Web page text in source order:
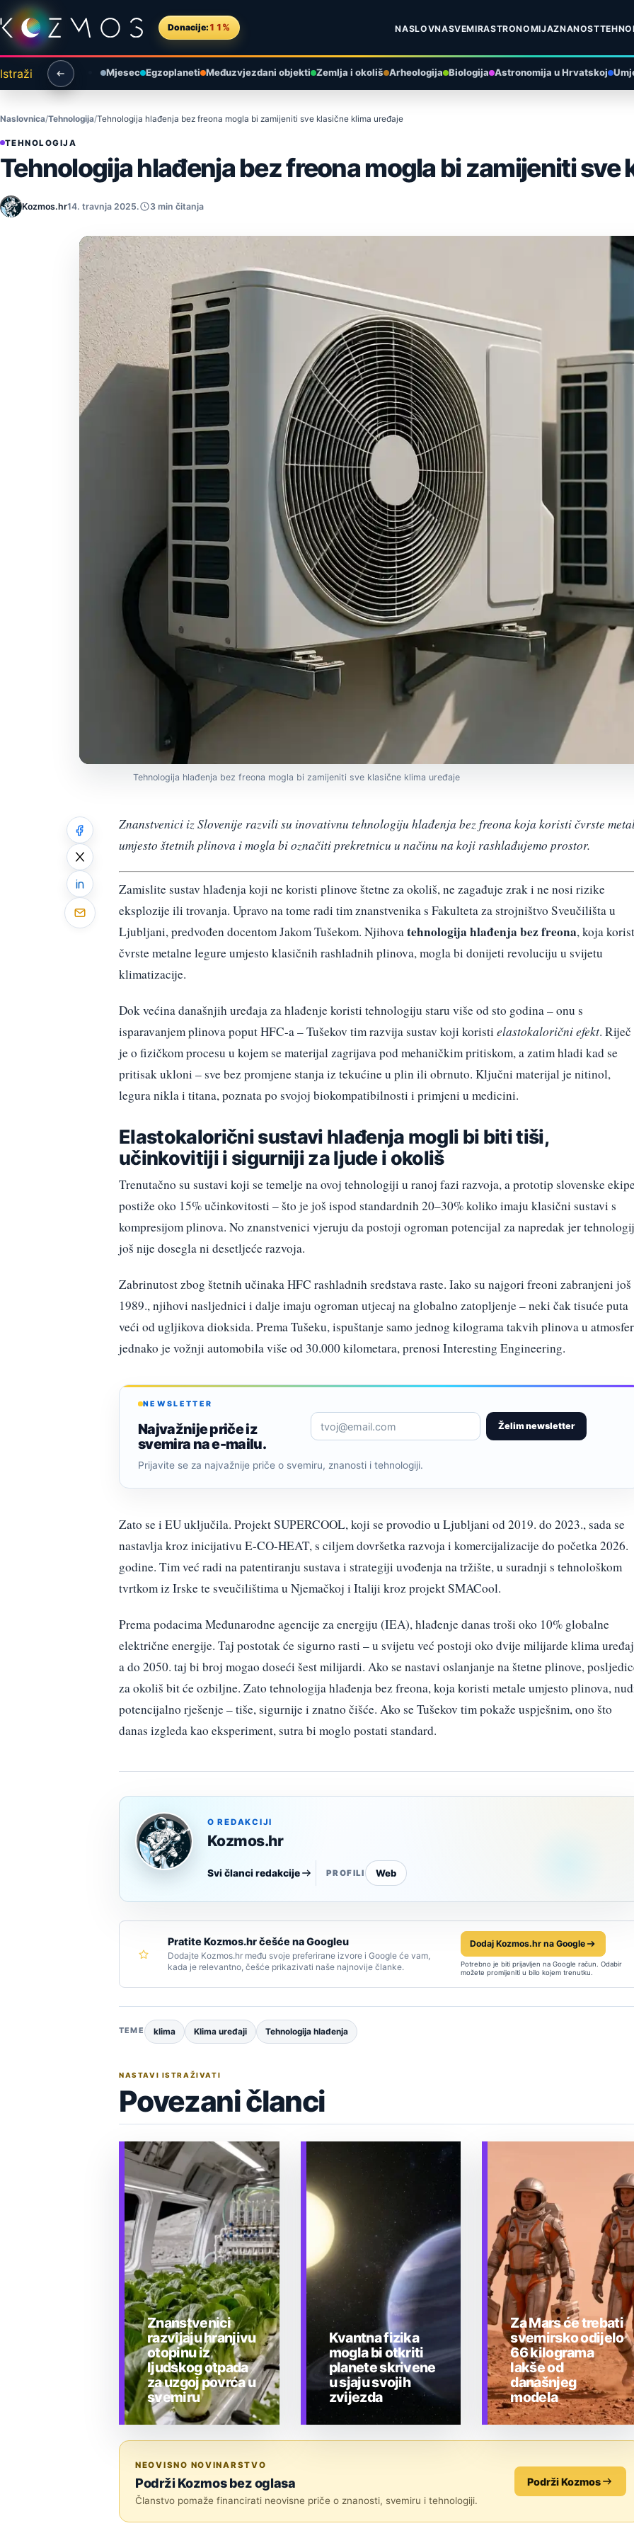
Preskoči na sadržaj
Donacije: 11% NASLOVNASVEMIRASTRONOMIJAZNANOST
Istraži Mjesec Egzoplaneti Međuzvjezdani objekti Zemlja i okoliš Arheologija Biologija Astronomija u Hrvatskoj
Naslovnica Tehnologija Tehnologija hlađenja bez freona mogla bi zamijeniti sve klasične klima uređaje
TEHNOLOGIJA
Tehnologija hlađenja bez freona mogla bi zamijeniti sve
Kozmos.hr14. travnja 2025. 3 min čitanja
Tehnologija hlađenja bez freona mogla bi zamijeniti sve klasične klima uređaje
Znanstvenici iz Slovenije razvili su inovativnu tehnologiju hlađenja bez freona koja koristi čvrste
umjesto štetnih plinova i mogla bi označiti prekretnicu u načinu na koji rashlađujemo prostor.
Zamislite sustav hlađenja koji ne koristi plinove štetne za okoliš, ne zagađuje zrak i ne nosi rizike
eksplozije ili trovanja. Upravo na tome radi tim znanstvenika s Fakulteta za strojništvo Sveučilišta u
Ljubljani, predvođen docentom Jakom Tušekom. Njihovatehnologija hlađenja bez freona, koja
čvrste metalne legure umjesto klasičnih rashladnih plinova, mogla bi donijeti revoluciju u svijetu
klimatizacije.
Dok većina današnjih uređaja za hlađenje koristi tehnologiju staru više od sto godina – onu s
isparavanjem plinova poput HFC-a – Tušekov tim razvija sustav koji koristi elastokalorični efekt. Riječ
je o fizičkom procesu u kojem se materijal zagrijava pod mehaničkim pritiskom, a zatim hladi kad se
pritisak ukloni – sve bez promjene stanja iz tekućine u plin ili obrnuto. Ključni materijal je nitinol,
legura nikla i titana, poznata po svojoj biokompatibilnosti i primjeni u medicini.
Elastokalorični sustavi hlađenja mogli bi biti tiši,
učinkovitiji i sigurniji za ljude i okoliš
Trenutačno su sustavi koji se temelje na ovoj tehnologiji u ranoj fazi razvoja, a prototip slovenske
postiže oko 15% učinkovitosti – što je još ispod standardnih 20–30% koliko imaju klasični sustavi s
kompresijom plinova. No znanstvenici vjeruju da postoji ogroman potencijal za napredak jer
još nije dosegla ni desetljeće razvoja.
Zabrinutost zbog štetnih učinaka HFC rashladnih sredstava raste. Iako su najgori freoni zabranjeni još
1989., njihovi nasljednici i dalje imaju ogroman utjecaj na globalno zatopljenje – neki čak tisuće puta
veći od ugljikova dioksida. Prema Tušeku, ispuštanje samo jednog kilograma takvih plinova u
jednako je vožnji automobila više od 30.000 kilometara, prenosi Interesting Engineering.
NEWSLETTER
Najvažnije priče iz
svemira na e-mailu.
Želim newsletter
Prijavite se za najvažnije priče o svemiru, znanosti i tehnologiji.
Zato se i EU uključila. Projekt SUPERCOOL, koji se provodio u Ljubljani od 2019. do 2023., sada se
nastavlja kroz inicijativu E-CO-HEAT, s ciljem dovršetka razvoja i komercijalizacije do početka 2026.
godine. Tim već radi na patentiranju sustava i strategiji uvođenja na tržište, u suradnji s tehnološkom
tvrtkom iz Irske te sveučilištima u Njemačkoj i Italiji kroz projekt SMACool.
Prema podacima Međunarodne agencije za energiju (IEA), hlađenje danas troši oko 10% globalne
električne energije. Taj postotak će sigurno rasti – u svijetu već postoji oko dvije milijarde klima
a do 2050. taj bi broj mogao doseći šest milijardi. Ako se nastavi oslanjanje na štetne plinove,
za okoliš bit će ozbiljne. Zato tehnologija hlađenja bez freona, koja koristi metale umjesto plinova,
potencijalno rješenje – tiše, sigurnije i znatno čišće. Ako se Tušekov tim pokaže uspješnim, ono što
danas izgleda kao eksperiment, sutra bi moglo postati standard.
O REDAKCIJI
Kozmos.hr
Svi članci redakcije PROFILI Web
Pratite Kozmos.hr češće na Googleu
Dodajte Kozmos.hr među svoje preferirane izvore i Google će vam,
kada je relevantno, češće prikazivati naše najnovije članke.
Dodaj Kozmos.hr na Google
Potrebno je biti prijavljen na Google račun. Odabir
možete promijeniti u bilo kojem trenutku.
TEME klima Klima uređaji Tehnologija hlađenja
NASTAVI ISTRAŽIVATI
Povezani članci
Znanstvenici
razvijaju hranjivu
otopinu iz
ljudskog otpada
za uzgoj povrća u
svemiru
Kvantna fizika
mogla bi otkriti
planete skrivene
u sjaju svojih
zvijezda
Za Mars će trebati
svemirsko odijelo
66 kilograma
lakše od
današnjeg
modela
NEOVISNO NOVINARSTVO
Podrži Kozmos bez oglasa
Članstvo pomaže financirati neovisne priče o znanosti, svemiru i tehnologiji.
Podrži Kozmos